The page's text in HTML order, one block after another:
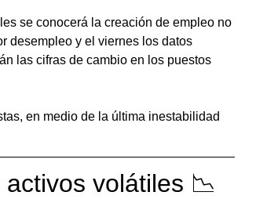
se conocerá la creación de empleo no
desempleo y el viernes los datos
las cifras de cambio en los puestos
en medio de la última inestabilidad
volátiles 📉